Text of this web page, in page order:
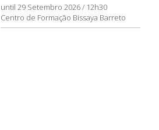
until 29 Setembro 2026 / 12h30
Centro de Formação Bissaya Barreto